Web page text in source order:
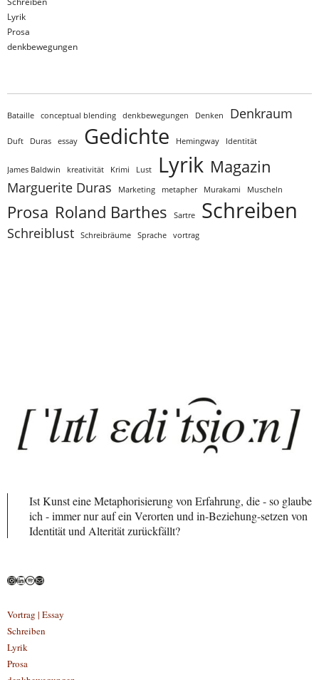
Lyrik
Prosa
denkbewegungen
Bataille conceptual blending denkbewegungen Denken Denkraum
Duft Duras essay Gedichte Hemingway Identität
James Baldwin kreativität Krimi Lust Lyrik Magazin
Marguerite Duras Marketing metapher Murakami Muscheln
Prosa Roland Barthes Sartre Schreiben
Schreiblust Schreibräume Sprache vortrag
Ist Kunst eine Metaphorisierung von Erfahrung, die - so glaube
ich - immer nur auf ein Verorten und in-Beziehung-setzen von
Identität und Alterität zurückfällt?
Instagram
LinkedIn
Spotify
E-Mail
Vortrag | Essay
Schreiben
Lyrik
Prosa